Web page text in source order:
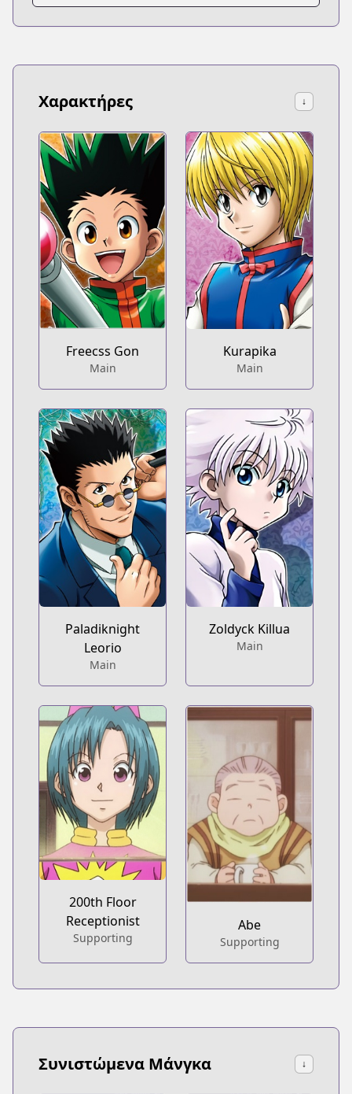
Χαρακτήρες ↓
Freecss Gon
Main
Kurapika
Main
Paladiknight
Leorio
Main
Zoldyck Killua
Main
200th Floor
Receptionist
Supporting
Abe
Supporting
Συνιστώμενα Μάνγκα ↓